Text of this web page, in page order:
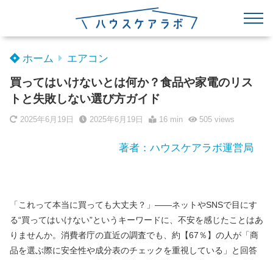
ホーム エアコン
買ってはいけないとは何か？食品や家電のリス
トと失敗しない選び方ガイド
2025年6月19日 2025年6月19日 16 min 505views
著者：ハウスケアラボ運営局
「これって本当に買っても大丈夫？」――ネットやSNSで目にす
る“買ってはいけない”というキーワードに、不安を感じたことはあ
りませんか。消費者庁の直近の調査でも、約【67％】の人が「商
品を選ぶ際に安全性や成分表のチェックを重視している」と回答